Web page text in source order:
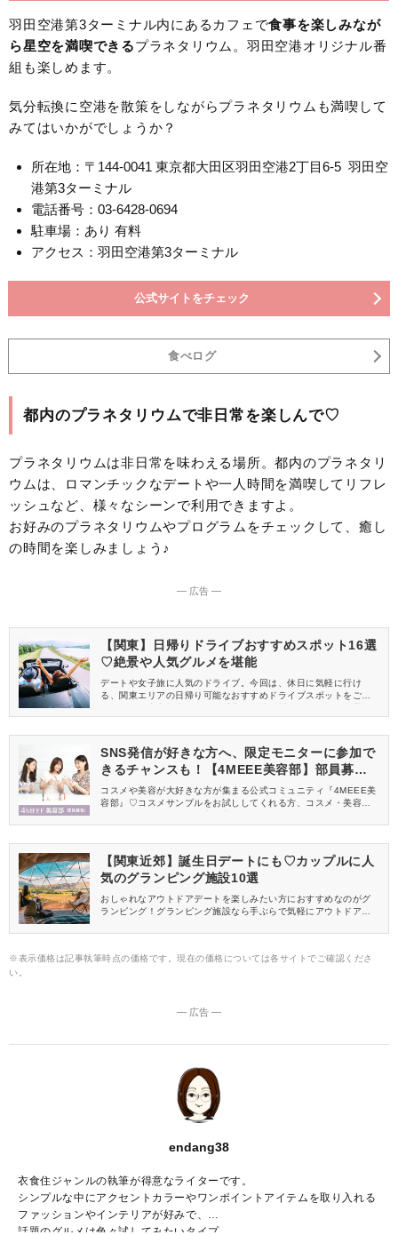
羽田空港第3ターミナル内にあるカフェで食事を楽しみなが
ら星空を満喫できるプラネタリウム。羽田空港オリジナル番
組も楽しめます。
気分転換に空港を散策をしながらプラネタリウムも満喫して
みてはいかがでしょうか？
所在地：〒144-0041 東京都大田区羽田空港2丁目6-5 羽田空
港第3ターミナル
電話番号：03-6428-0694
駐車場：あり 有料
アクセス：羽田空港第3ターミナル
公式サイトをチェック
食べログ
都内のプラネタリウムで非日常を楽しんで♡
プラネタリウムは非日常を味わえる場所。都内のプラネタリ
ウムは、ロマンチックなデートや一人時間を満喫してリフレ
ッシュなど、様々なシーンで利用できますよ。
お好みのプラネタリウムやプログラムをチェックして、癒し
の時間を楽しみましょう♪
― 広告 ―
【関東】日帰りドライブおすすめスポット16選
♡絶景や人気グルメを堪能
デートや女子旅に人気のドライブ。今回は、休日に気軽に行け
る、関東エリアの日帰り可能なおすすめドライブスポットをご紹
ポット、そしてショッピングやグルメも楽しめるスポットが満載
SNS発信が好きな方へ、限定モニターに参加で
きるチャンスも！【4MEEE美容部】部員募集
中
コスメや美容が大好きな方が集まる公式コミュニティ『4MEEE美
容部』♡コスメサンプルをお試ししてくれる方、コスメ・美容情報
【関東近郊】誕生日デートにも♡カップルに人
気のグランピング施設10選
おしゃれなアウトドアデートを楽しみたい方におすすめなのがグ
ランピング！グランピング施設なら手ぶらで気軽にアウトドアデ
東近郊にあるカップルにおすすめの人気グランピング施設をご紹
※表示価格は記事執筆時点の価格です。現在の価格については各サイトでご確認くださ
い。
― 広告 ―
endang38
衣食住ジャンルの執筆が得意なライターです。
シンプルな中にアクセントカラーやワンポイントアイテムを取り入れる
ファッションやインテリアが好みで、
話題のグルメは色々試してみたいタイプ。